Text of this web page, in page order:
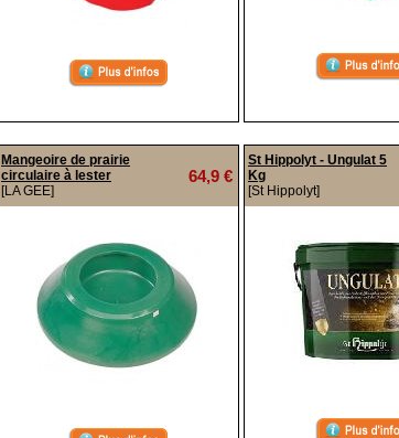
Mangeoire de prairie
circulaire à lester
[LA GEE]
64,9 €
St Hippolyt - Ungulat 5
Kg
[St Hippolyt]